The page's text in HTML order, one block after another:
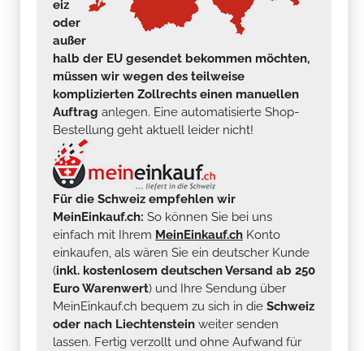
eiz
oder
außer
halb der EU gesendet bekommen möchten,
müssen wir wegen des teilweise
komplizierten Zollrechts einen manuellen
Auftrag anlegen. Eine automatisierte Shop-
Bestellung geht aktuell leider nicht!
Für die Schweiz empfehlen wir
MeinEinkauf.ch: So können Sie bei uns
einfach mit Ihrem MeinEinkauf.ch Konto
einkaufen, als wären Sie ein deutscher Kunde
(inkl. kostenlosem deutschen Versand ab 250
Euro Warenwert) und Ihre Sendung über
MeinEinkauf.ch bequem zu sich in die Schweiz
oder nach Liechtenstein weiter senden
lassen. Fertig verzollt und ohne Aufwand für